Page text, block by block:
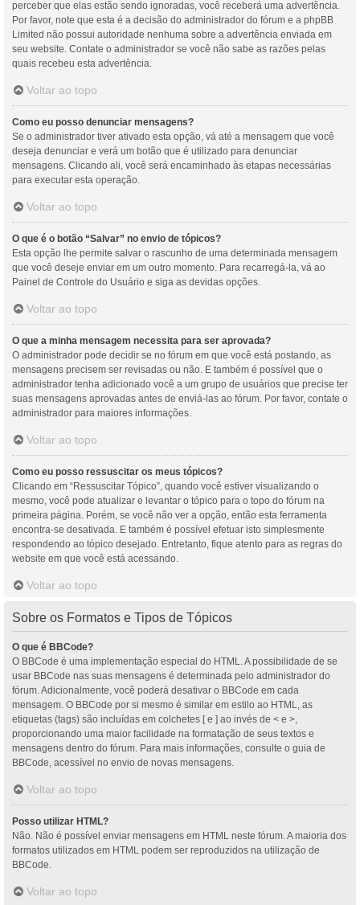
perceber que elas estão sendo ignoradas, você receberá uma advertência.
Por favor, note que esta é a decisão do administrador do fórum e a phpBB
Limited não possui autoridade nenhuma sobre a advertência enviada em
seu website. Contate o administrador se você não sabe as razões pelas
quais recebeu esta advertência.
Voltar ao topo
Como eu posso denunciar mensagens?
Se o administrador tiver ativado esta opção, vá até a mensagem que você
deseja denunciar e verá um botão que é utilizado para denunciar
mensagens. Clicando ali, você será encaminhado às etapas necessárias
para executar esta operação.
Voltar ao topo
O que é o botão “Salvar” no envio de tópicos?
Esta opção lhe permite salvar o rascunho de uma determinada mensagem
que você deseje enviar em um outro momento. Para recarregá-la, vá ao
Painel de Controle do Usuário e siga as devidas opções.
Voltar ao topo
O que a minha mensagem necessita para ser aprovada?
O administrador pode decidir se no fórum em que você está postando, as
mensagens precisem ser revisadas ou não. E também é possível que o
administrador tenha adicionado você a um grupo de usuários que precise ter
suas mensagens aprovadas antes de enviá-las ao fórum. Por favor, contate o
administrador para maiores informações.
Voltar ao topo
Como eu posso ressuscitar os meus tópicos?
Clicando em “Ressuscitar Tópico”, quando você estiver visualizando o
mesmo, você pode atualizar e levantar o tópico para o topo do fórum na
primeira página. Porém, se você não ver a opção, então esta ferramenta
encontra-se desativada. E também é possível efetuar isto simplesmente
respondendo ao tópico desejado. Entretanto, fique atento para as regras do
website em que você está acessando.
Voltar ao topo
Sobre os Formatos e Tipos de Tópicos
O que é BBCode?
O BBCode é uma implementação especial do HTML. A possibilidade de se
usar BBCode nas suas mensagens é determinada pelo administrador do
fórum. Adicionalmente, você poderá desativar o BBCode em cada
mensagem. O BBCode por si mesmo é similar em estilo ao HTML, as
etiquetas (tags) são incluídas em colchetes [ e ] ao invés de < e >,
proporcionando uma maior facilidade na formatação de seus textos e
mensagens dentro do fórum. Para mais informações, consulte o guia de
BBCode, acessível no envio de novas mensagens.
Voltar ao topo
Posso utilizar HTML?
Não. Não é possível enviar mensagens em HTML neste fórum. A maioria dos
formatos utilizados em HTML podem ser reproduzidos na utilização de
BBCode.
Voltar ao topo